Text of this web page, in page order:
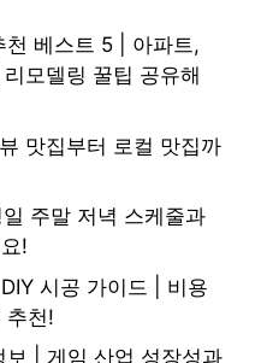
베스트 5 | 아파트,
모델링 꿀팁 공유해
맛집부터 로컬 맛집까
주말 저녁 스케줄과
!
시공 가이드 | 비용
추천!
보 | 게임 산업 성장성과